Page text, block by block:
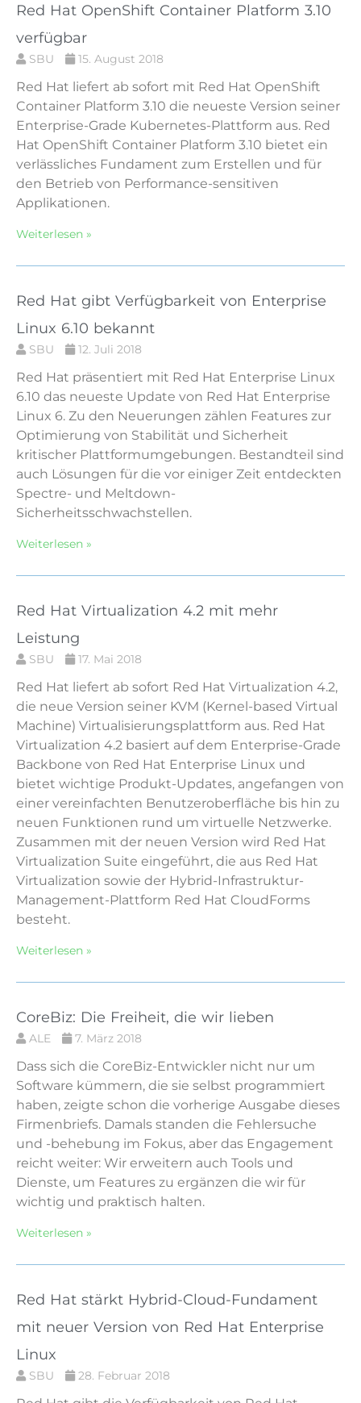
Red Hat OpenShift Container Platform 3.10
verfügbar
SBU 15. August 2018
Red Hat liefert ab sofort mit Red Hat OpenShift
Container Platform 3.10 die neueste Version seiner
Enterprise-Grade Kubernetes-Plattform aus. Red
Hat OpenShift Container Platform 3.10 bietet ein
verlässliches Fundament zum Erstellen und für
den Betrieb von Performance-sensitiven
Applikationen.
Weiterlesen »
Red Hat gibt Verfügbarkeit von Enterprise
Linux 6.10 bekannt
SBU 12. Juli 2018
Red Hat präsentiert mit Red Hat Enterprise Linux
6.10 das neueste Update von Red Hat Enterprise
Linux 6. Zu den Neuerungen zählen Features zur
Optimierung von Stabilität und Sicherheit
kritischer Plattformumgebungen. Bestandteil sind
auch Lösungen für die vor einiger Zeit entdeckten
Spectre- und Meltdown-
Sicherheitsschwachstellen.
Weiterlesen »
Red Hat Virtualization 4.2 mit mehr
Leistung
SBU 17. Mai 2018
Red Hat liefert ab sofort Red Hat Virtualization 4.2,
die neue Version seiner KVM (Kernel-based Virtual
Machine) Virtualisierungsplattform aus. Red Hat
Virtualization 4.2 basiert auf dem Enterprise-Grade
Backbone von Red Hat Enterprise Linux und
bietet wichtige Produkt-Updates, angefangen von
einer vereinfachten Benutzeroberfläche bis hin zu
neuen Funktionen rund um virtuelle Netzwerke.
Zusammen mit der neuen Version wird Red Hat
Virtualization Suite eingeführt, die aus Red Hat
Virtualization sowie der Hybrid-Infrastruktur-
Management-Plattform Red Hat CloudForms
besteht.
Weiterlesen »
CoreBiz: Die Freiheit, die wir lieben
ALE 7. März 2018
Dass sich die CoreBiz-Entwickler nicht nur um
Software kümmern, die sie selbst programmiert
haben, zeigte schon die vorherige Ausgabe dieses
Firmenbriefs. Damals standen die Fehlersuche
und -behebung im Fokus, aber das Engagement
reicht weiter: Wir erweitern auch Tools und
Dienste, um Features zu ergänzen die wir für
wichtig und praktisch halten.
Weiterlesen »
Red Hat stärkt Hybrid-Cloud-Fundament
mit neuer Version von Red Hat Enterprise
Linux
SBU 28. Februar 2018